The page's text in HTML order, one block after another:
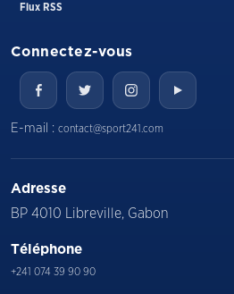
Flux RSS
Connectez-vous
E-mail : contact@sport241.com
Adresse
BP 4010 Libreville, Gabon
Téléphone
+241 074 39 90 90